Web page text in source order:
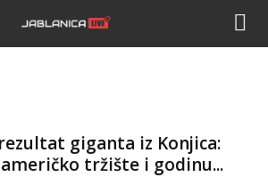
giganta iz Konjica:
tržište i godinu...